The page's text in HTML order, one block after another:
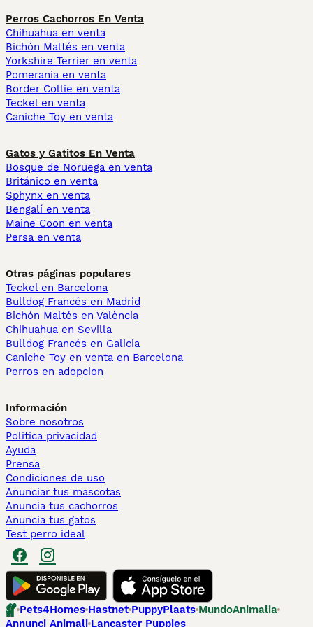
Perros Cachorros En Venta
Chihuahua en venta
Bichón Maltés en venta
Yorkshire Terrier en venta
Pomerania en venta
Border Collie en venta
Teckel en venta
Caniche Toy en venta
Gatos y Gatitos En Venta
Bosque de Noruega en venta
Británico en venta
Sphynx en venta
Bengalí en venta
Maine Coon en venta
Persa en venta
Otras páginas populares
Teckel en Barcelona
Bulldog Francés en Madrid
Bichón Maltés en València
Chihuahua en Sevilla
Bulldog Francés en Galicia
Caniche Toy en venta en Barcelona
Perros en adopcion
Información
Sobre nosotros
Politica privacidad
Ayuda
Prensa
Condiciones de uso
Anunciar tus mascotas
Anuncia tus cachorros
Anuncia tus gatos
Test perro ideal
Pets4Homes Hastnet PuppyPlaats MundoAnimalia
Annunci Animali Lancaster Puppies